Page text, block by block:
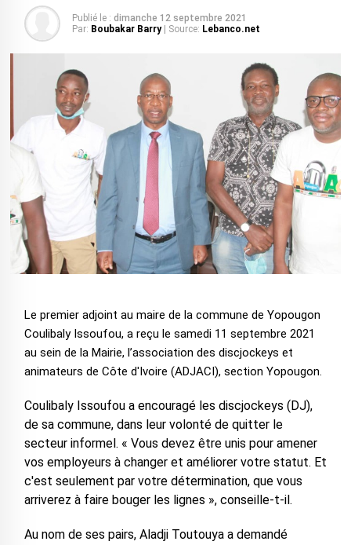
Publié le : dimanche 12 septembre 2021
Par: Boubakar Barry | Source: Lebanco.net
Le premier adjoint au maire de la commune de Yopougon
Coulibaly Issoufou, a reçu le samedi 11 septembre 2021
au sein de la Mairie, l’association des discjockeys et
animateurs de Côte d'Ivoire (ADJACI), section Yopougon.
Coulibaly Issoufou a encouragé les discjockeys (DJ),
de sa commune, dans leur volonté de quitter le
secteur informel. « Vous devez être unis pour amener
vos employeurs à changer et améliorer votre statut. Et
c'est seulement par votre détermination, que vous
arriverez à faire bouger les lignes », conseille-t-il.
Au nom de ses pairs, Aladji Toutouya a demandé